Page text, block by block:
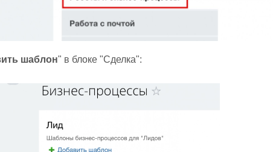
шаблон" в блоке "Сделка":